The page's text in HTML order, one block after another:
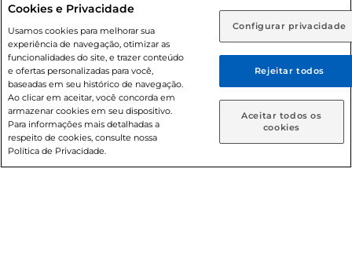
Rio de Janeiro (RJ) Goiás (GO)
Ou
Caso queira comprar online, informe como deseja receber
suas compras:
Entrega em casa Retire em Loja
prévio. O valor mínimo para as compras on-line é de R$
80,00.
© 2026 Copyright. Todos os direitos
reservados Prezunic.
Cookies e Privacidade
Usamos cookies para melhorar sua
experiência de navegação, otimizar as
funcionalidades do site, e trazer conteúdo
e ofertas personalizadas para você,
baseadas em seu histórico de navegação.
Ao clicar em aceitar, você concorda em
armazenar cookies em seu dispositivo.
Para informações mais detalhadas a
respeito de cookies, consulte nossa
Política de Privacidade.
Configurar privacidade
Rejeitar todos
Aceitar todos os
cookies